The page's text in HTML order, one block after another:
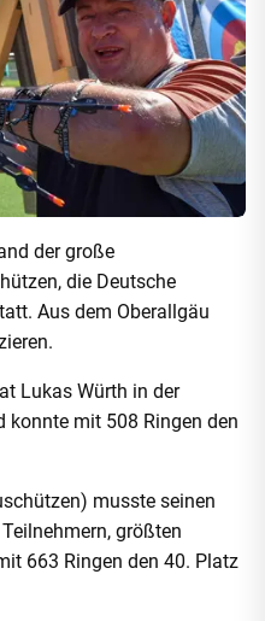
der große
die Deutsche
Aus dem Oberallgäu
Lukas Würth in der
konnte mit 508 Ringen den
musste seinen
größten
663 Ringen den 40. Platz